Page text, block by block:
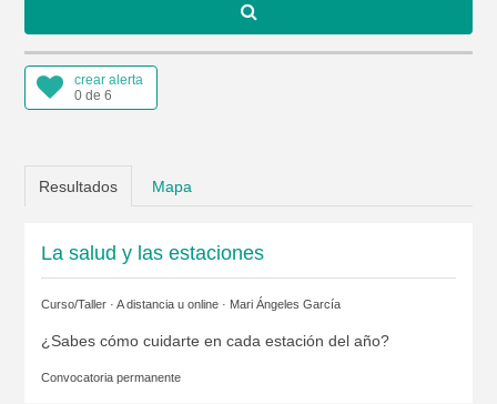
crear alerta
0 de 6
Resultados Mapa
La salud y las estaciones
Curso/Taller · A distancia u online · Mari Ángeles García
¿Sabes cómo cuidarte en cada estación del año?
Convocatoria permanente